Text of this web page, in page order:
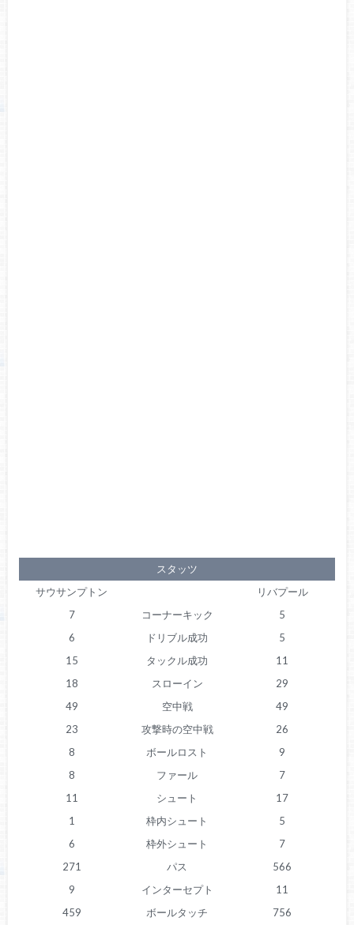
スタッツ
サウサンプトン
リバプール
7
コーナーキック
5
6
ドリブル成功
5
15
タックル成功
11
18
スローイン
29
49
空中戦
49
23
攻撃時の空中戦
26
8
ボールロスト
9
8
ファール
7
11
シュート
17
1
枠内シュート
5
6
枠外シュート
7
271
パス
566
9
インターセプト
11
459
ボールタッチ 756